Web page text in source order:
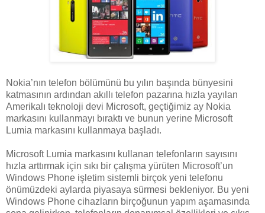
Nokia’nın telefon bölümünü bu yılın başında bünyesini
katmasının ardından akıllı telefon pazarına hızla yayılan
Amerikalı teknoloji devi Microsoft, geçtiğimiz ay Nokia
markasını kullanmayı bıraktı ve bunun yerine Microsoft
Lumia markasını kullanmaya başladı.
Microsoft Lumia markasını kullanan telefonların sayısını
hızla arttırmak için sıkı bir çalışma yürüten Microsoft’un
Windows Phone işletim sistemli birçok yeni telefonu
önümüzdeki aylarda piyasaya sürmesi bekleniyor. Bu yeni
Windows Phone cihazların birçoğunun yapım aşamasında